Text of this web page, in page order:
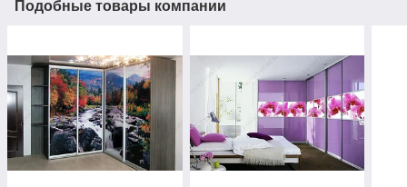
Подобные товары компании